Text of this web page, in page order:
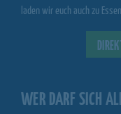
laden wir euch auch zu
WER DARF SICH